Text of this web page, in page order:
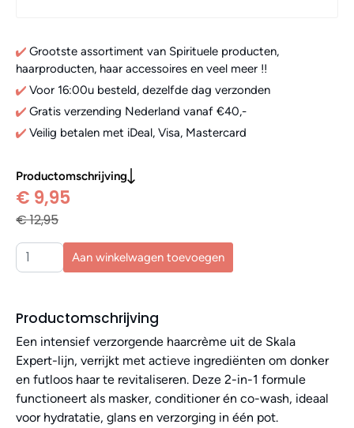
Grootste assortiment van Spirituele producten,
haarproducten, haar accessoires en veel meer !!
Voor 16:00u besteld, dezelfde dag verzonden
Gratis verzending Nederland vanaf €40,-
Veilig betalen met iDeal, Visa, Mastercard
Productomschrijving
€ 9,95
€ 12,95
Aan winkelwagen toevoegen
Productomschrijving
Een intensief verzorgende haarcrème uit de Skala
Expert-lijn, verrijkt met actieve ingrediënten om donker
en futloos haar te revitaliseren. Deze 2-in-1 formule
functioneert als masker, conditioner én co-wash, ideaal
voor hydratatie, glans en verzorging in één pot.